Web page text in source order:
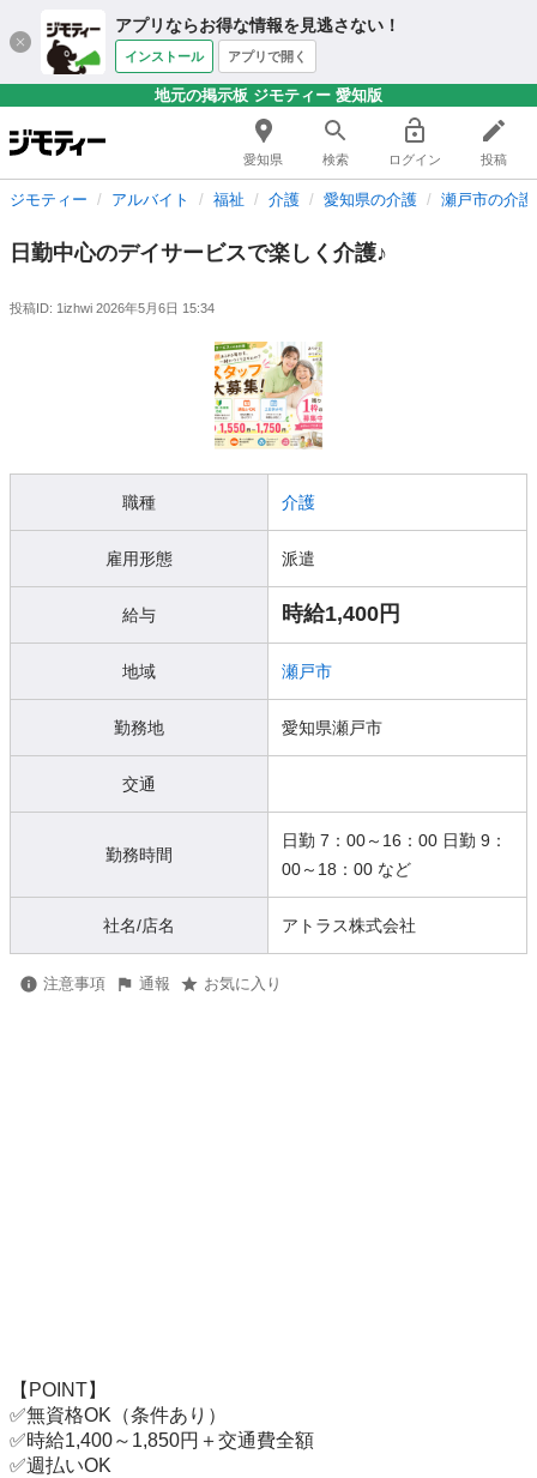
アプリならお得な情報を見逃さない！
インストール アプリで開く
地元の掲示板 ジモティー 愛知版
愛知県 検索 ログイン 投稿
ジモティー アルバイト 福祉 介護 愛知県の介護 瀬戸市の介護
日勤中心のデイサービスで楽しく介護♪
投稿ID: 1izhwi 2026年5月6日 15:34
職種 介護
雇用形態 派遣
給与 時給1,400円
地域 瀬戸市
勤務地 愛知県瀬戸市
交通
勤務時間
日勤 7：00～16：00 日勤 9：
00～18：00 など
社名/店名 アトラス株式会社
注意事項 通報 お気に入り
【POINT】
✅無資格OK（条件あり）
✅時給1,400～1,850円＋交通費全額
✅週払いOK